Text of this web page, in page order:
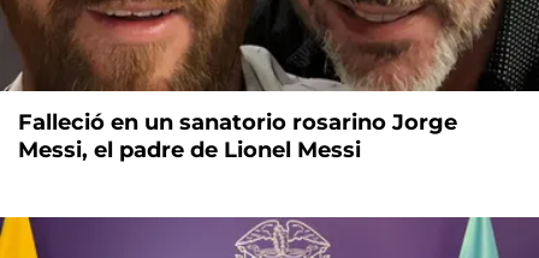
Falleció en un sanatorio rosarino Jorge
Messi, el padre de Lionel Messi